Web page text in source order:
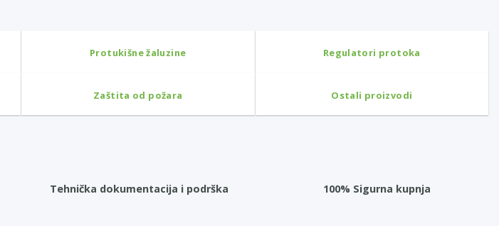
Protukišne žaluzine Regulatori protoka
Zaštita od požara Ostali proizvodi
Tehnička dokumentacija i podrška 100% Sigurna kupnja